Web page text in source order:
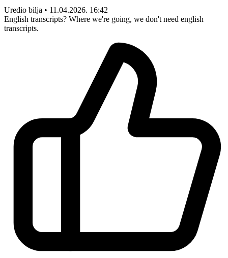
Uredio bilja • 11.04.2026. 16:42
English transcripts? Where we're going, we don't need english
transcripts.